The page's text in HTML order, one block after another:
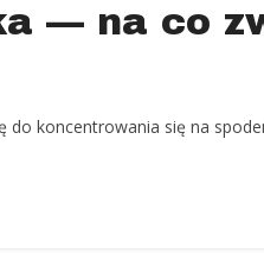
— na co
koncentrowania się na